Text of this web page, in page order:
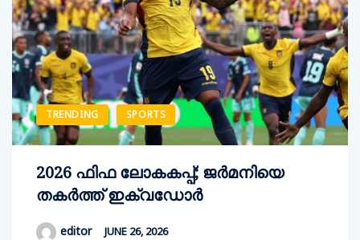
TRENDING SPORTS
2026 ഫിഫ ലോകകപ്പ്; ജര്‍മനിയെ
തകര്‍ത്ത് ഇക്വഡോര്‍
editor JUNE 26, 2026